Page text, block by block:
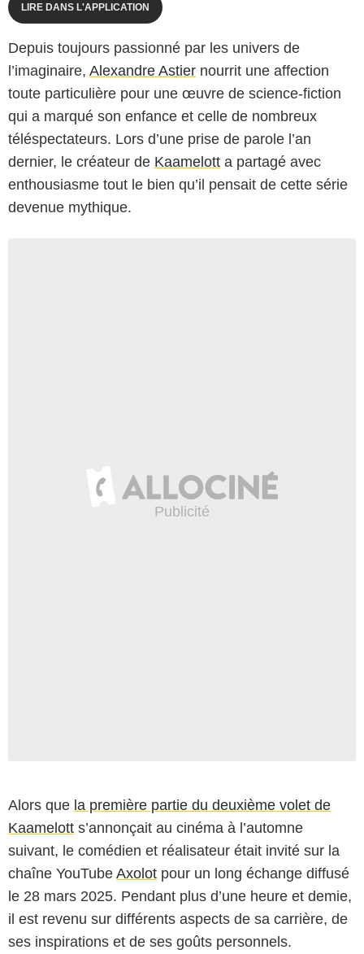
LIRE DANS L'APPLICATION
Depuis toujours passionné par les univers de
l’imaginaire, Alexandre Astier nourrit une affection
toute particulière pour une œuvre de science-fiction
qui a marqué son enfance et celle de nombreux
téléspectateurs. Lors d’une prise de parole l’an
dernier, le créateur de Kaamelott a partagé avec
enthousiasme tout le bien qu’il pensait de cette série
devenue mythique.
Alors que la première partie du deuxième volet de
Kaamelott s’annonçait au cinéma à l’automne
suivant, le comédien et réalisateur était invité sur la
chaîne YouTube Axolot pour un long échange diffusé
le 28 mars 2025. Pendant plus d’une heure et demie,
il est revenu sur différents aspects de sa carrière, de
ses inspirations et de ses goûts personnels.